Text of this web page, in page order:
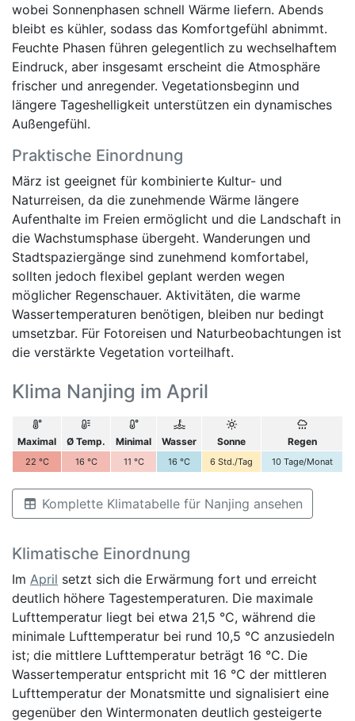
wobei Sonnenphasen schnell Wärme liefern. Abends
bleibt es kühler, sodass das Komfortgefühl abnimmt.
Feuchte Phasen führen gelegentlich zu wechselhaftem
Eindruck, aber insgesamt erscheint die Atmosphäre
frischer und anregender. Vegetationsbeginn und
längere Tageshelligkeit unterstützen ein dynamisches
Außengefühl.
Praktische Einordnung
März ist geeignet für kombinierte Kultur- und
Naturreisen, da die zunehmende Wärme längere
Aufenthalte im Freien ermöglicht und die Landschaft in
die Wachstumsphase übergeht. Wanderungen und
Stadtspaziergänge sind zunehmend komfortabel,
sollten jedoch flexibel geplant werden wegen
möglicher Regenschauer. Aktivitäten, die warme
Wassertemperaturen benötigen, bleiben nur bedingt
umsetzbar. Für Fotoreisen und Naturbeobachtungen ist
die verstärkte Vegetation vorteilhaft.
Klima Nanjing im April
Maximal Ø Temp. Minimal Wasser Sonne Regen
22 °C 16 °C 11 °C 16 °C 6 Std./Tag 10 Tage/Monat
Komplette Klimatabelle für Nanjing ansehen
Klimatische Einordnung
Im April setzt sich die Erwärmung fort und erreicht
deutlich höhere Tagestemperaturen. Die maximale
Lufttemperatur liegt bei etwa 21,5 °C, während die
minimale Lufttemperatur bei rund 10,5 °C anzusiedeln
ist; die mittlere Lufttemperatur beträgt 16 °C. Die
Wassertemperatur entspricht mit 16 °C der mittleren
Lufttemperatur der Monatsmitte und signalisiert eine
gegenüber den Wintermonaten deutlich gesteigerte